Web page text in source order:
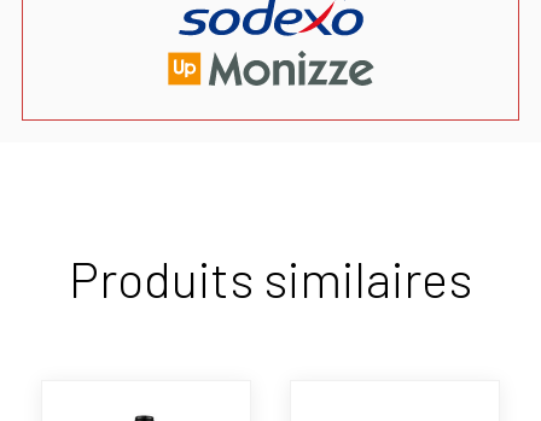
Produits similaires